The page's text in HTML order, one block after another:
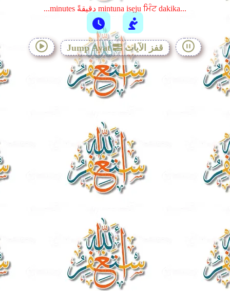
...minutes دقيقةً mintuna isẹju ਮਿੰਟ dakika...
Jump Ayat قفز الآيات